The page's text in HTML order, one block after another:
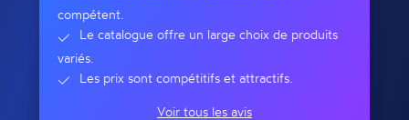
compétent.
Le catalogue offre un large choix de produits
variés.
Les prix sont compétitifs et attractifs.
Voir tous les avis